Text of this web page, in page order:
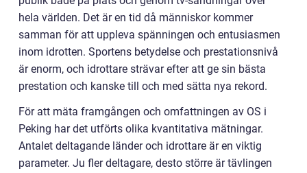
hela världen. Det är en tid då människor kommer
samman för att uppleva spänningen och entusiasmen
inom idrotten. Sportens betydelse och prestationsnivå
är enorm, och idrottare strävar efter att ge sin bästa
prestation och kanske till och med sätta nya rekord.
För att mäta framgången och omfattningen av OS i
Peking har det utförts olika kvantitativa mätningar.
Antalet deltagande länder och idrottare är en viktig
parameter. Ju fler deltagare, desto större är tävlingen